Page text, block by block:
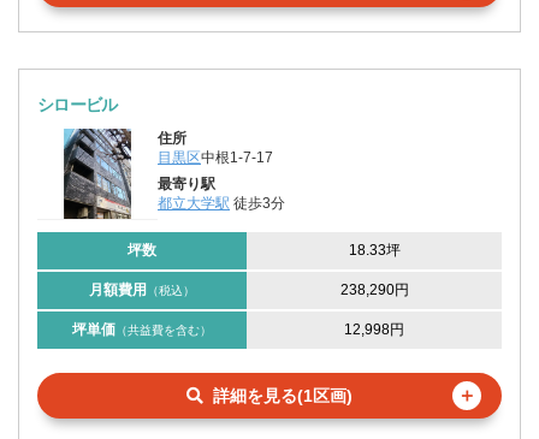
シロービル
住所
目黒区中根1-7-17
最寄り駅
都立大学駅 徒歩3分
坪数 18.33坪
月額費用 （税込） 238,290円
坪単価 （共益費を含む） 12,998円
詳細を見る(1区画) ＋